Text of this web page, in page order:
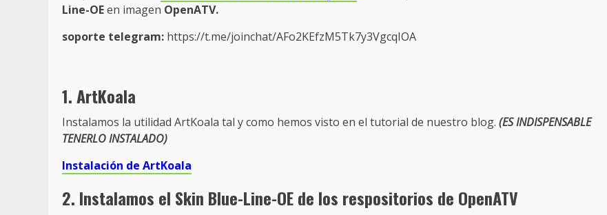
Line-OEen imagen OpenATV.
soporte telegram: https://t.me/joinchat/AFo2KEfzM5Tk7y3VgcqIOA
1. ArtKoala
Instalamos la utilidad ArtKoala tal y como hemos visto en el tutorial de nuestro blog. (ES INDISPENSABLE
TENERLO INSTALADO)
Instalación de ArtKoala
2. Instalamos el Skin Blue-Line-OE de los respositorios de OpenATV